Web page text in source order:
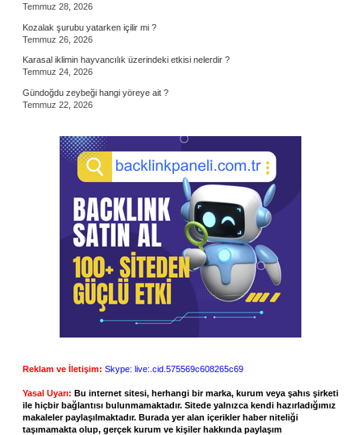
Temmuz 28, 2026
Kozalak şurubu yatarken içilir mi ?
Temmuz 26, 2026
Karasal iklimin hayvancılık üzerindeki etkisi nelerdir ?
Temmuz 24, 2026
Gündoğdu zeybeği hangi yöreye ait ?
Temmuz 22, 2026
Reklam ve İletişim: Skype: live:.cid.575569c608265c69
Yasal Uyarı: Bu internet sitesi, herhangi bir marka, kurum veya şahıs şirketi
ile hiçbir bağlantısı bulunmamaktadır. Sitede yalnızca kendi hazırladığımız
makaleler paylaşılmaktadır. Burada yer alan içerikler haber niteliği
taşımamakta olup, gerçek kurum ve kişiler hakkında paylaşım